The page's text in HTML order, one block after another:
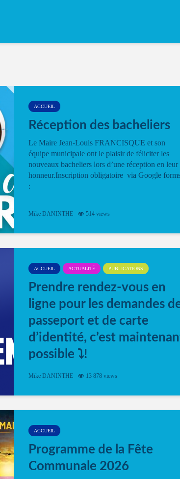
ACCUEIL
Réception des bacheliers
Le Maire Jean-Louis FRANCISQUE et son
équipe municipale ont le plaisir de féliciter les
nouveaux bacheliers lors d’une réception en leur
honneur.Inscription obligatoire via Google
:
Mike DANINTHE 514 views
ACCUEIL ACTUALITÉ PUBLICATIONS
Prendre rendez-vous en
ligne pour les demandes
passeport et de carte
d’identité, c’est
possible ⤵️!
Désormais, il est possible de prendre rendez-
Mike DANINTHE 13 878 views
ACCUEIL
Programme de la Fête
Communale 2026